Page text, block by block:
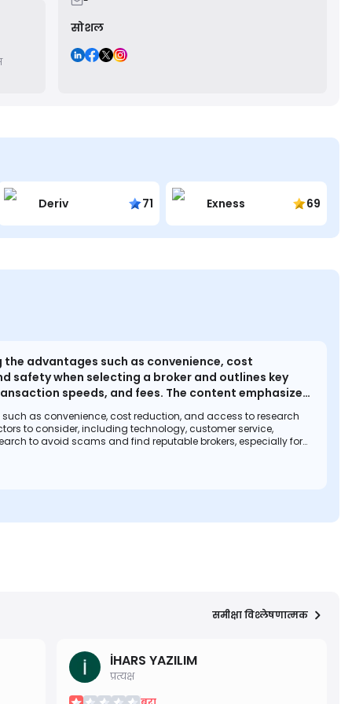
सोशल
Deriv 71 Exness 69
advantages such as convenience, cost
safety when selecting a broker and outlines key
speeds, and fees. The content emphasizes
new investors entering online trading.
as convenience, cost reduction, and access to research
to consider, including technology, customer service,
to avoid scams and find reputable brokers, especially for
समीक्षा विश्लेषणात्मक
İHARS YAZILIM
प्रत्यक्ष